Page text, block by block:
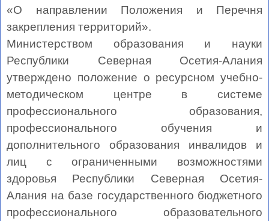
«О направлении Положения и Перечня
закрепления территорий».
Министерством образования и науки
Республики Северная Осетия-Алания
утверждено положение о ресурсном учебно-
методическом центре в системе
профессионального образования,
профессионального обучения и
дополнительного образования инвалидов и
лиц с ограниченными возможностями
здоровья Республики Северная Осетия-
Алания на базе государственного бюджетного
профессионального образовательного